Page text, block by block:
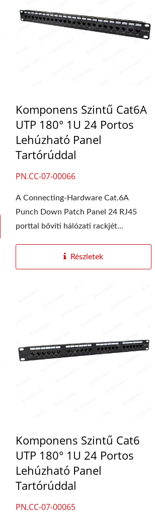
Komponens Szintű Cat6A
UTP 180° 1U 24 Portos
Lehúzható Panel
Tartórúddal
PN.CC-07-00066
A Connecting-Hardware Cat.6A
Punch Down Patch Panel 24 RJ45
porttal bővíti hálózati rackjét...
Részletek
Komponens Szintű Cat6
UTP 180° 1U 24 Portos
Lehúzható Panel
Tartórúddal
PN.CC-07-00065
4PPoE Keystone Csatlakozó